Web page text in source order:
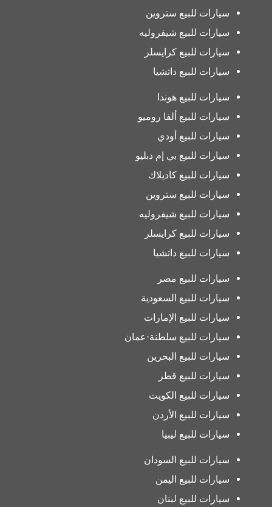
سيارات للبيع ستروين
سيارات للبيع شيفروليه
سيارات للبيع كرايسلر
سيارات للبيع داتشيا
سيارات للبيع هوندا
سيارات للبيع ألفا روميو
سيارات للبيع أودي
سيارات للبيع بي إم دبليو
سيارات للبيع كاديلاك
سيارات للبيع ستروين
سيارات للبيع شيفروليه
سيارات للبيع كرايسلر
سيارات للبيع داتشيا
سيارات للبيع مصر
سيارات للبيع السعودية
سيارات للبيع الإمارات
سيارات للبيع سلطنة-عمان
سيارات للبيع البحرين
سيارات للبيع قطر
سيارات للبيع الكويت
سيارات للبيع الأردن
سيارات للبيع ليبيا
سيارات للبيع السودان
سيارات للبيع اليمن
سيارات للبيع لبنان